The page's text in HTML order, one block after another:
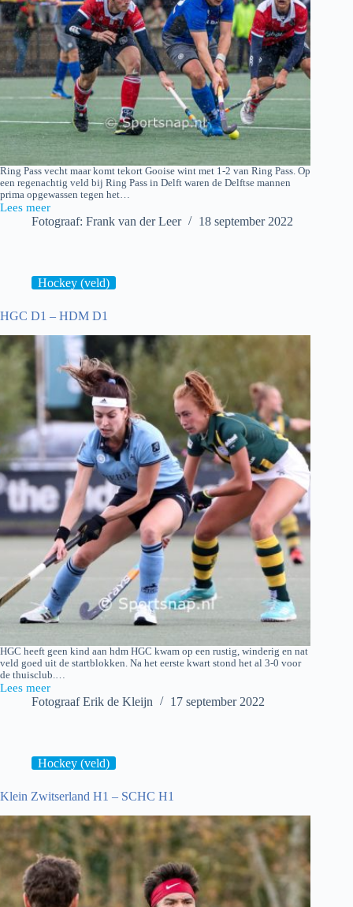
Ring Pass vecht maar komt tekort Gooise wint met 1-2 van Ring Pass. Op
een regenachtig veld bij Ring Pass in Delft waren de Delftse mannen
prima opgewassen tegen het…
Lees meer
Ring
Fotograaf: Frank van der Leer 18 september 2022
Hockey (veld)
HGC D1 – HDM D1
HGC heeft geen kind aan hdm HGC kwam op een rustig, winderig en nat
veld goed uit de startblokken. Na het eerste kwart stond het al 3-0 voor
de thuisclub.…
Lees meer
HGC
Fotograaf Erik de Kleijn 17 september 2022
Hockey (veld)
Klein Zwitserland H1 – SCHC H1